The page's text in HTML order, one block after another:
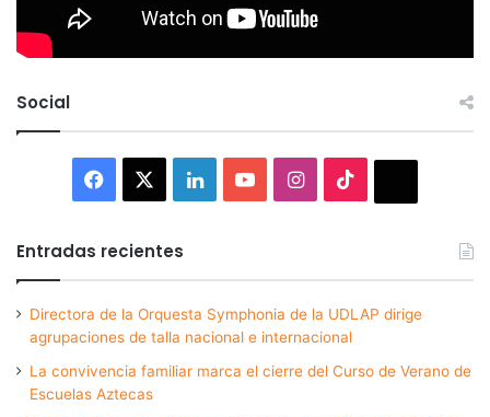
Social
Facebook LinkedInYouTubeInstagram
Entradas recientes
Directora de la Orquesta Symphonia de la UDLAP dirige
agrupaciones de talla nacional e internacional
La convivencia familiar marca el cierre del Curso de Verano de
Escuelas Aztecas